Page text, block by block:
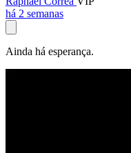
há 2 semanas
Ainda há esperança.